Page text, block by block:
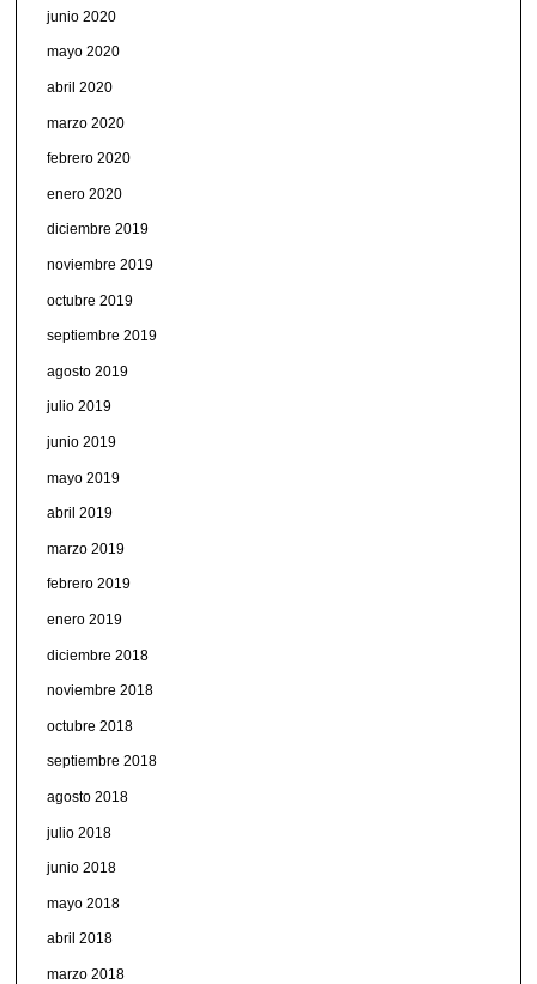
junio 2020
mayo 2020
abril 2020
marzo 2020
febrero 2020
enero 2020
diciembre 2019
noviembre 2019
octubre 2019
septiembre 2019
agosto 2019
julio 2019
junio 2019
mayo 2019
abril 2019
marzo 2019
febrero 2019
enero 2019
diciembre 2018
noviembre 2018
octubre 2018
septiembre 2018
agosto 2018
julio 2018
junio 2018
mayo 2018
abril 2018
marzo 2018